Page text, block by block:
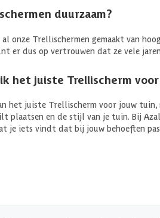
duurzaam?
al onze Trellischermen gemaakt van
er dus op vertrouwen dat ze vele
het juiste Trellischerm
het juiste Trellischerm voor jouw
plaatsen en de stijl van je tuin. Bij
je iets vindt dat bij jouw behoeften